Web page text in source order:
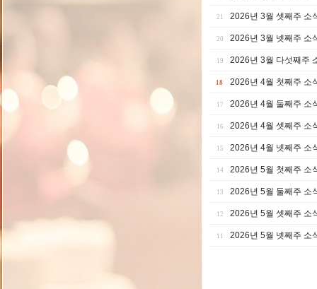
21 2026년 3월 셋째주 소
20 2026년 3월 넷째주 소
19 2026년 3월 다섯째주
18 2026년 4월 첫째주 소
17 2026년 4월 둘째주 소
16 2026년 4월 셋째주 소
15 2026년 4월 넷째주 소
14 2026년 5월 첫째주 소
13 2026년 5월 둘째주 소
12 2026년 5월 셋째주 소
11 2026년 5월 넷째주 소